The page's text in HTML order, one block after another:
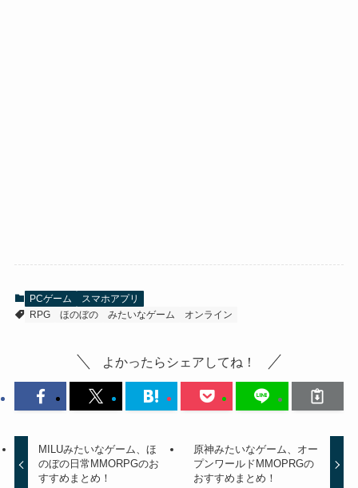
PCゲーム
スマホアプリ
RPG
ほのぼの みたいなゲーム オンライン
よかったらシェアしてね！
MILUみたいなゲーム、ほ
のぼの日常MMORPGのお
すすめまとめ！
原神みたいなゲーム、オー
プンワールドMMOPRGの
おすすめまとめ！